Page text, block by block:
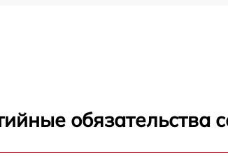
обязательства